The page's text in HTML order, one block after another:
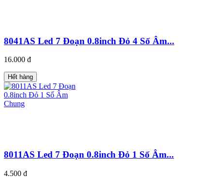
8041AS Led 7 Đoạn 0.8inch Đỏ 4 Số Âm...
16.000 đ
Hết hàng
8011AS Led 7 Đoạn 0.8inch Đỏ 1 Số Âm...
4.500 đ